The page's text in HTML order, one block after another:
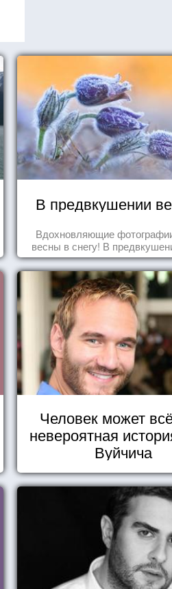
В предвкушении
Вдохновляющие
весны в снегу! В
Человек может
невероятная
Вуйчича